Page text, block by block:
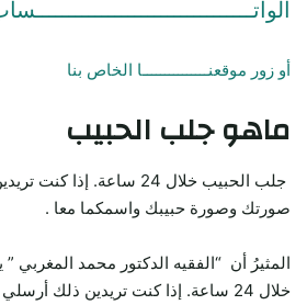
أو زور موقعنـــــــــــــــا الخاص بنا
ماهو جلب الحبيب
جلب الحبيب خلال 24 ساعة.
صورتك وصورة حبيبك واسمكما معا .
المثيرُ أن “الفقيه الدكتور محمد المغربي
خلال 24 ساعة. إذا كنت تريدين ذلك